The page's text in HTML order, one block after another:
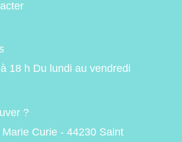
18 h Du lundi au vendredi
?
Marie Curie - 44230 Saint